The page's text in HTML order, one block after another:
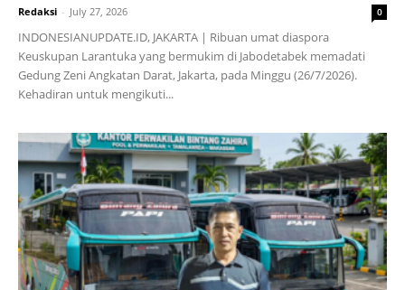
Redaksi - July 27, 2026 0
INDONESIANUPDATE.ID, JAKARTA | Ribuan umat diaspora
Keuskupan Larantuka yang bermukim di Jabodetabek memadati
Gedung Zeni Angkatan Darat, Jakarta, pada Minggu (26/7/2026).
Kehadiran untuk mengikuti...